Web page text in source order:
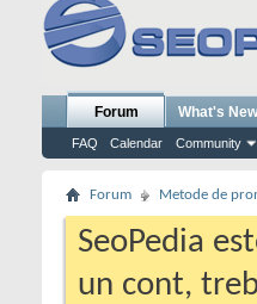
Forum
FAQ Calendar Community
What's
Forum Metode de
SeoPedia
un cont,